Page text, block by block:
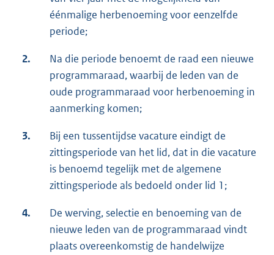
éénmalige herbenoeming voor eenzelfde
periode;
2.
Na die periode benoemt de raad een nieuwe
programmaraad, waarbij de leden van de
oude programmaraad voor herbenoeming in
aanmerking komen;
3.
Bij een tussentijdse vacature eindigt de
zittingsperiode van het lid, dat in die vacature
is benoemd tegelijk met de algemene
zittingsperiode als bedoeld onder lid 1;
4.
De werving, selectie en benoeming van de
nieuwe leden van de programmaraad vindt
plaats overeenkomstig de handelwijze